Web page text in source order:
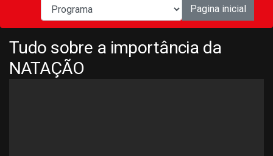
Pagina inicial
Tudo sobre a importância da
NATAÇÃO